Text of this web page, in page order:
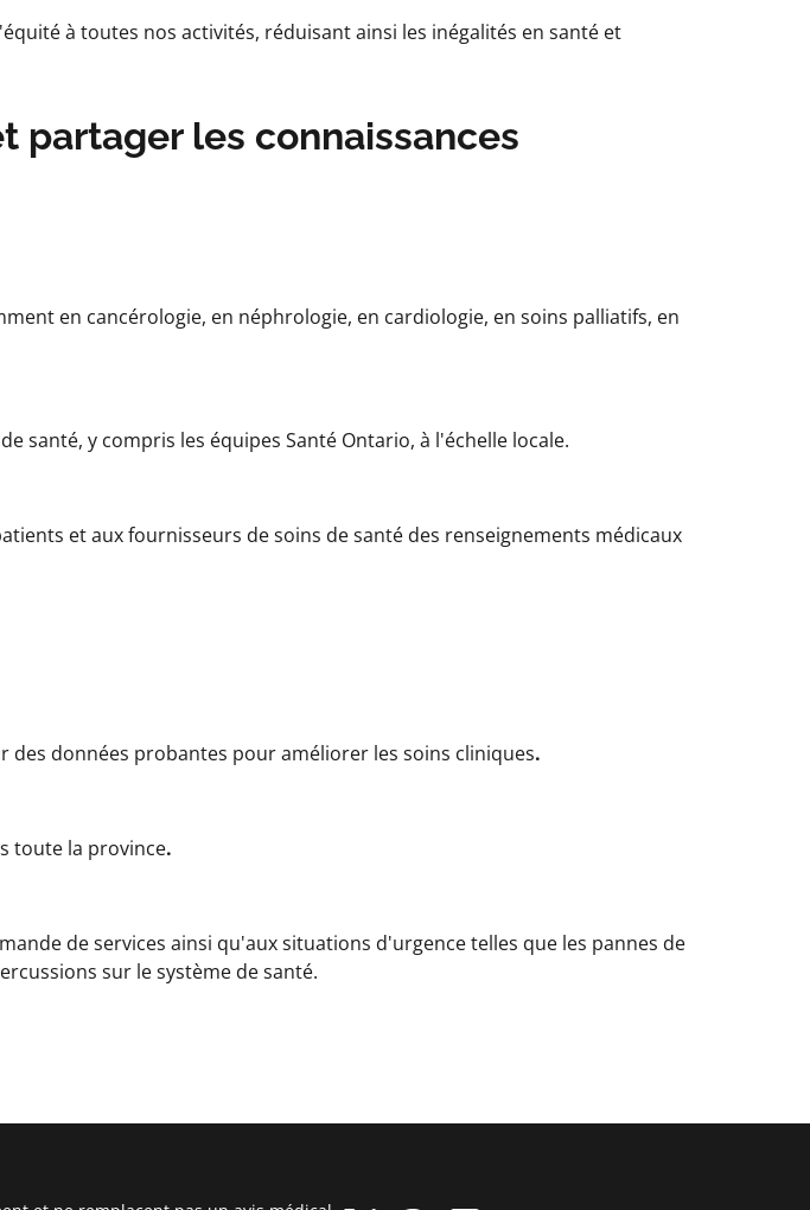
à toutes nos activités, réduisant ainsi les inégalités en santé et
partager les connaissances
en cancérologie, en néphrologie, en cardiologie, en soins palliatifs, en
santé, y compris les équipes Santé Ontario, à l'échelle locale.
et aux fournisseurs de soins de santé des renseignements médicaux
données probantes pour améliorer les soins cliniques.
toute la province.
de services ainsi qu'aux situations d'urgence telles que les pannes de
sur le système de santé.